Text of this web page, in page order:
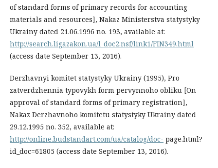
of standard forms of primary records for accounting
materials and resources], Nakaz Ministerstva statystyky
Ukrainy dated 21.06.1996 no. 193, available at:
http://search.ligazakon.ua/l_doc2.nsf/link1/FIN349.html
(access date September 13, 2016).
Derzhavnyi komitet statystyky Ukrainy (1995), Pro
zatverdzhennia typovykh form pervynnoho obliku [On
approval of standard forms of primary registration],
Nakaz Derzhavnoho komitetu statystyky Ukrainy dated
29.12.1995 no. 352, available at:
http://online.budstandart.com/ua/catalog/doc- page.html?
id_doc=61805 (access date September 13, 2016).